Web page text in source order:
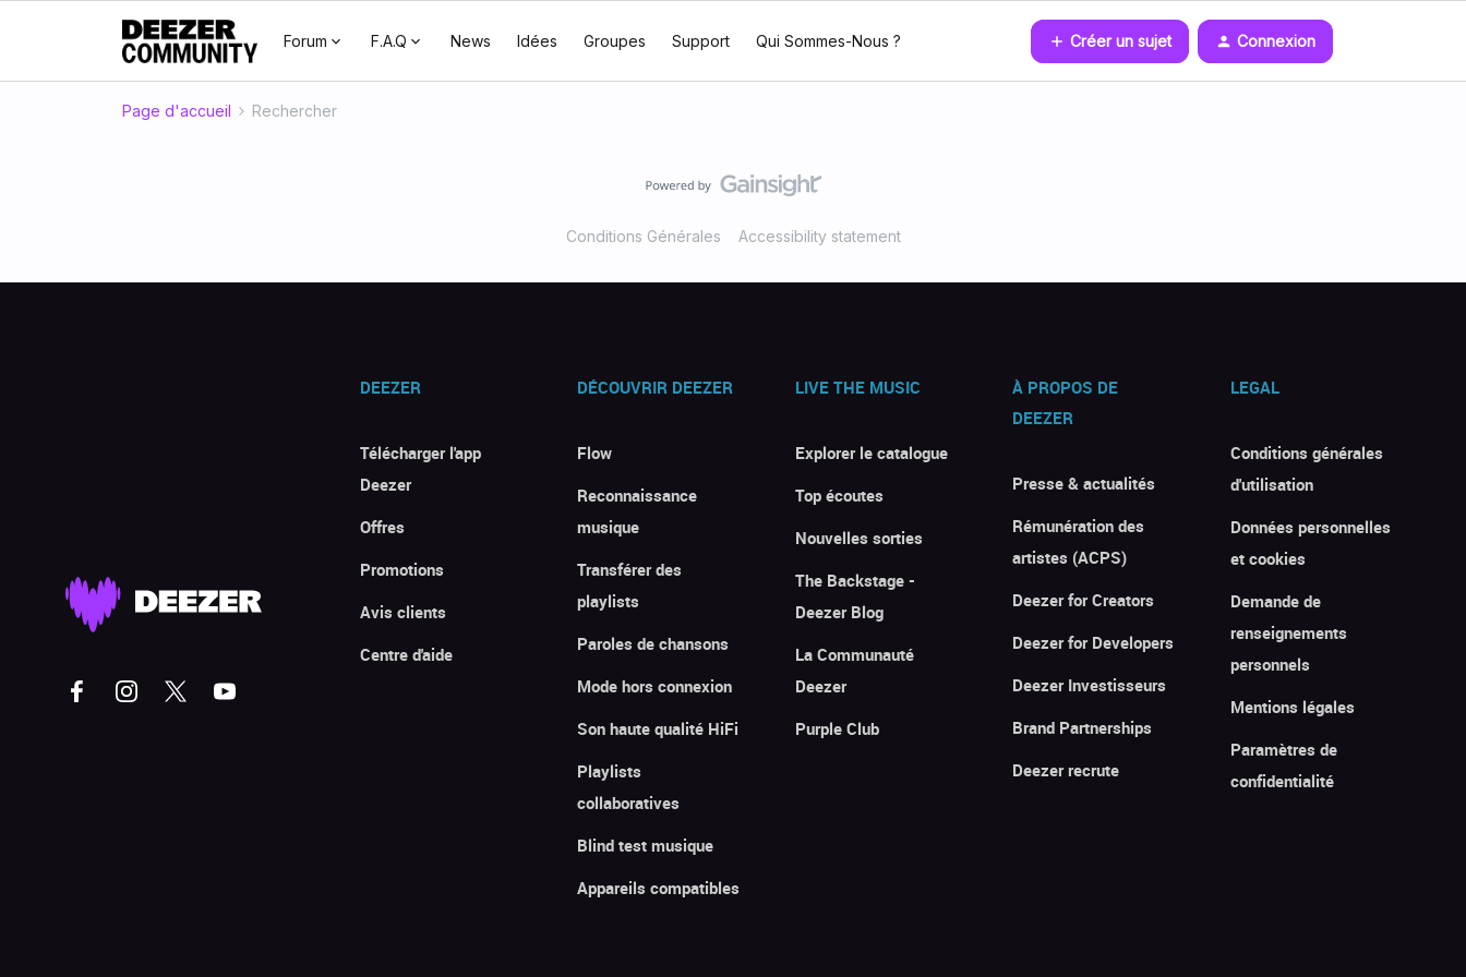
Forum F.A.Q News Idées Groupes Support Qui Sommes-Nous ? Créer un sujet Connexion
Page d'accueil Rechercher
Conditions Générales Accessibility statement
DEEZER
Télécharger l'app
Deezer
Offres
Promotions
Avis clients
Centre d'aide
DÉCOUVRIR DEEZER
Flow
Reconnaissance
musique
Transférer des
playlists
Paroles de chansons
Mode hors connexion
Son haute qualité HiFi
Playlists
collaboratives
Blind test musique
Appareils compatibles
LIVE THE MUSIC
Explorer le catalogue
Top écoutes
Nouvelles sorties
The Backstage -
Deezer Blog
La Communauté
Deezer
Purple Club
À PROPOS DE
DEEZER
Presse & actualités
Rémunération des
artistes (ACPS)
Deezer for Creators
Deezer for Developers
Deezer Investisseurs
Brand Partnerships
Deezer recrute
LEGAL
Conditions générales
d'utilisation
Données personnelles
et cookies
Demande de
renseignements
personnels
Mentions légales
Paramètres de
confidentialité